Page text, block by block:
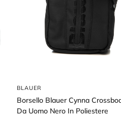
BLAUER
Borsello Blauer Cynna
Da Uomo Nero In Poliestere